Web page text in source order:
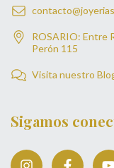
ROSARIO: Entre
Perón 115
Visita nuestro
Sigamos